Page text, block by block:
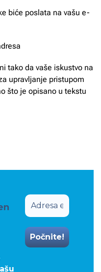
biće poslata na vašu e-
tako da vaše iskustvo na
upravljanje pristupom
što je opisano u tekstu